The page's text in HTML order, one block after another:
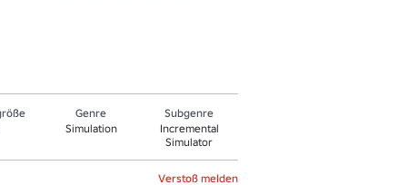
Genre
Simulation
Sub­gen­re
Incremental
Simulator
Verstoß melden